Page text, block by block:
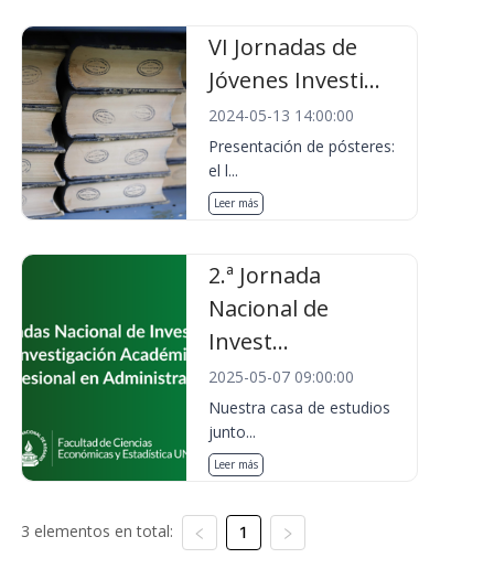
VI Jornadas de
Jóvenes Investi...
2024-05-13 14:00:00
Presentación de pósteres:
el l...
Leer más
2.ª Jornada
Nacional de
Invest...
2025-05-07 09:00:00
Nuestra casa de estudios
junto...
Leer más
3 elementos en total: 1